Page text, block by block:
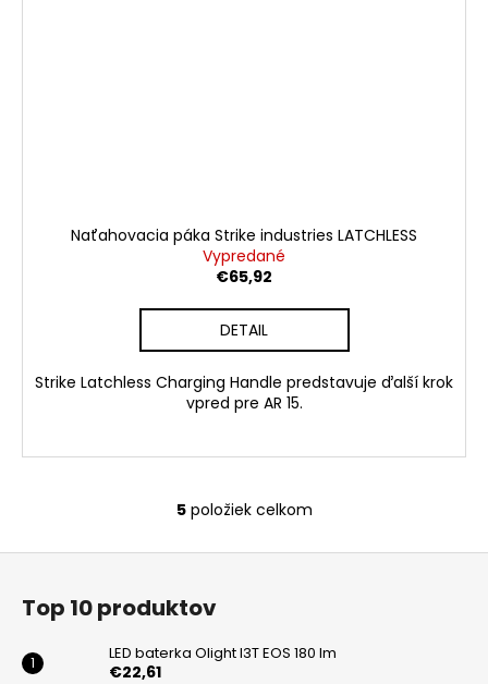
Naťahovacia páka Strike industries LATCHLESS
Vypredané
€65,92
DETAIL
Strike Latchless Charging Handle predstavuje ďalší krok
vpred pre AR 15.
O
c
5položiek celkom
Z
Top 10 produktov
LED baterka Olight I3T EOS 180 lm
€22,61